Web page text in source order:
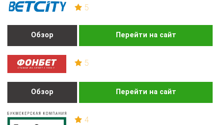
5
Обзор Перейти на сайт
5
Обзор Перейти на сайт
4